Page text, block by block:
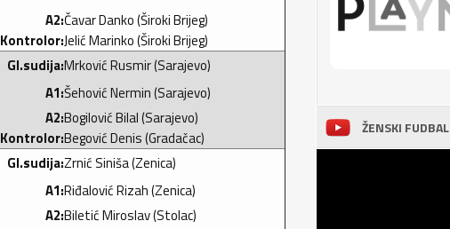
A2:Čavar Danko (Široki Brijeg)
Kontrolor:Jelić Marinko (Široki Brijeg)
Gl.sudija:Mrković Rusmir (Sarajevo)
A1:Šehović Nermin (Sarajevo)
A2:Bogilović Bilal (Sarajevo)
Kontrolor:Begović Denis (Gradačac)
Gl.sudija:Zrnić Siniša (Zenica)
A1:Riđalović Rizah (Zenica)
A2:Biletić Miroslav (Stolac)
ŽENSKI FUDBAL